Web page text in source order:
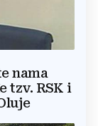
nama
tzv. RSK i